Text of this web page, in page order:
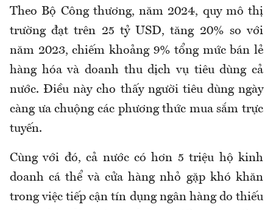
Theo Bộ Công thương, năm 2024, quy mô thị
trường đạt trên 25 tỷ USD, tăng 20% so với
năm 2023, chiếm khoảng 9% tổng mức bán lẻ
hàng hóa và doanh thu dịch vụ tiêu dùng cả
nước. Điều này cho thấy người tiêu dùng ngày
càng ưa chuộng các phương thức mua sắm trực
tuyến.
Cùng với đó, cả nước có hơn 5 triệu hộ kinh
doanh cá thể và cửa hàng nhỏ gặp khó khăn
trong việc tiếp cận tín dụng ngân hàng do thiếu